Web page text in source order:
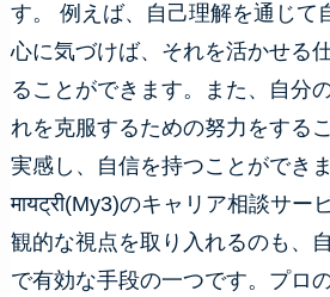
す。 例えば、自己理解を通じて
心に気づけば、それを活かせる
ることができます。また、自分
れを克服するための努力をする
実感し、自信を持つことができ
मायट्री(My3)のキャリア相談サー
観的な視点を取り入れるのも、
で有効な手段の一つです。プロ